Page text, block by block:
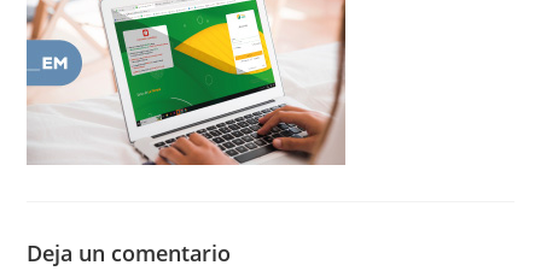
Deja un comentario